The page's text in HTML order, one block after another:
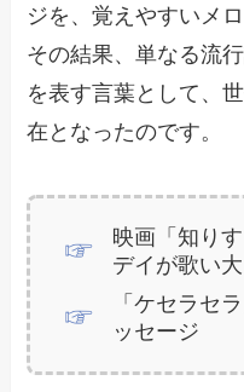
ジを、覚えやすいメ
その結果、単なる流
を表す言葉として、
在となったのです。
映画「知り
デイが歌い
「ケセラセ
ッセージ